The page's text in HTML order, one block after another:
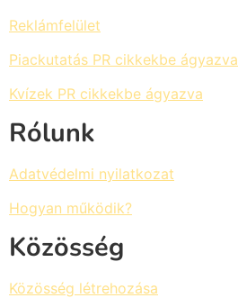
Reklámfelület
Piackutatás PR cikkekbe ágyazva
Kvízek PR cikkekbe ágyazva
Rólunk
Adatvédelmi nyilatkozat
Hogyan működik?
Közösség
Közösség létrehozása